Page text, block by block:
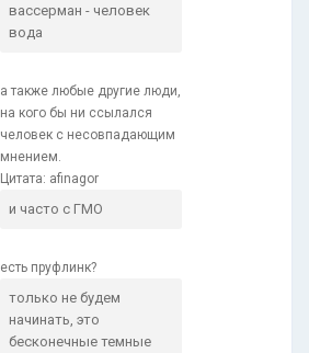
вассерман - человек
вода
а также любые другие люди,
на кого бы ни ссылался
человек с несовпадающим
мнением.
Цитата: afinagor
и часто с ГМО
есть пруфлинк?
только не будем
начинать, это
бесконечные темные